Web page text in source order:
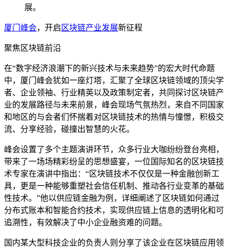
展。
厦门峰会，开启 区块链产业发展新征程
聚焦区块链前沿
在“数字经济浪潮下的新兴技术与未来趋势”的宏大时代命题
中，厦门峰会犹如一座灯塔，汇聚了全球区块链领域的顶尖学
者、企业领袖、行业精英以及政策制定者，共同探讨区块链产
业的发展路径与未来前景，峰会现场气氛热烈，来自不同国家
和地区的与会者们怀揣着对区块链技术的热情与憧憬，积极交
流、分享经验，碰撞出智慧的火花。
峰会设置了多个主题演讲环节，众多行业大咖纷纷登台亮相，
带来了一场场精彩纷呈的思想盛宴，一位国际知名的区块链技
术专家在演讲中指出：“区块链技术不仅仅是一种金融创新工
具，更是一种能够重塑社会信任机制、推动各行业变革的基础
性技术。”他以供应链金融为例，详细阐述了区块链如何通过
分布式账本和智能合约技术，实现供应链上信息的透明化和可
追溯性，有效解决了中小企业融资难的问题。
国内某大型科技企业的负责人则分享了该企业在区块链应用领